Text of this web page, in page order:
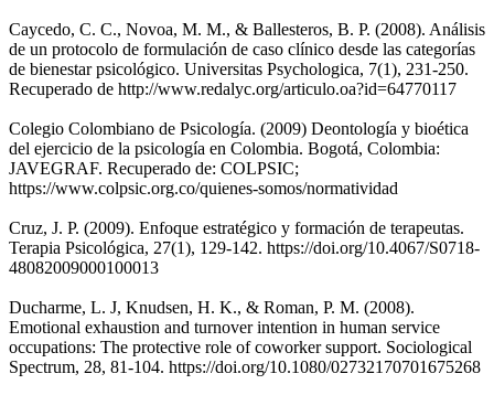
Caycedo, C. C., Novoa, M. M., & Ballesteros, B. P. (2008). Análisis
de un protocolo de formulación de caso clínico desde las categorías
de bienestar psicológico. Universitas Psychologica, 7(1), 231-250.
Recuperado de http://www.redalyc.org/articulo.oa?id=64770117
Colegio Colombiano de Psicología. (2009) Deontología y bioética
del ejercicio de la psicología en Colombia. Bogotá, Colombia:
JAVEGRAF. Recuperado de: COLPSIC;
https://www.colpsic.org.co/quienes-somos/normatividad
Cruz, J. P. (2009). Enfoque estratégico y formación de terapeutas.
Terapia Psicológica, 27(1), 129-142. https://doi.org/10.4067/S0718-
48082009000100013
Ducharme, L. J, Knudsen, H. K., & Roman, P. M. (2008).
Emotional exhaustion and turnover intention in human service
occupations: The protective role of coworker support. Sociological
Spectrum, 28, 81-104. https://doi.org/10.1080/02732170701675268